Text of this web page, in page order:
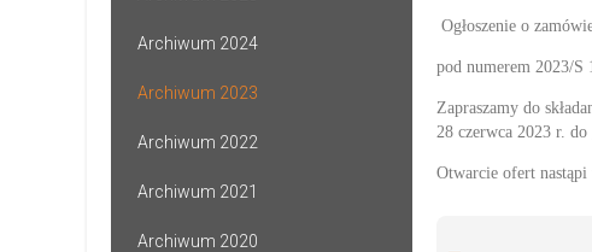
Archiwum 2024
Archiwum 2023
Archiwum 2022
Archiwum 2021
Archiwum 2020
Ogłoszenie o
pod numerem 2023/S
Zapraszamy do
28 czerwca 2023 r. do
Otwarcie ofert